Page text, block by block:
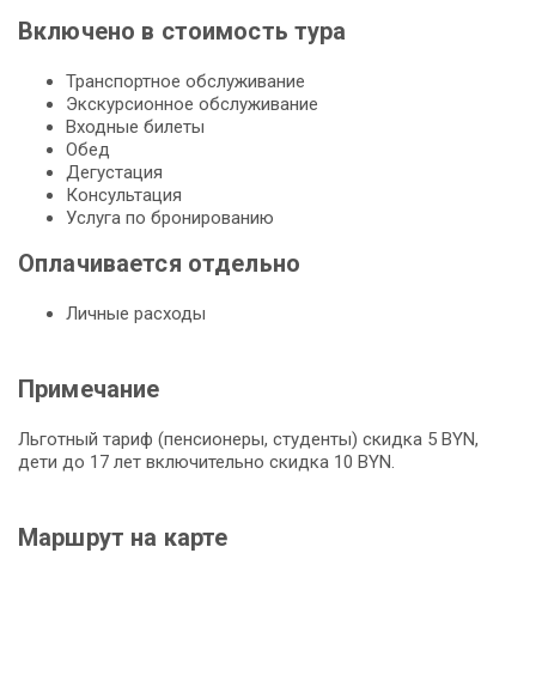
Включено в стоимость тура
Транспортное обслуживание
Экскурсионное обслуживание
Входные билеты
Обед
Дегустация
Консультация
Услуга по бронированию
Оплачивается отдельно
Личные расходы
Примечание
Льготный тариф (пенсионеры, студенты) скидка 5 BYN,
дети до 17 лет включительно скидка 10 BYN.
Маршрут на карте